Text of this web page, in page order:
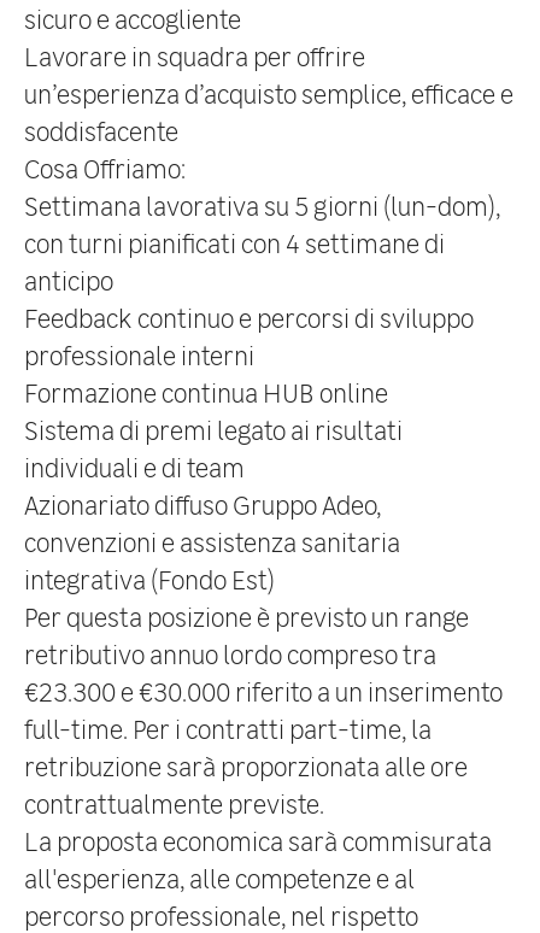
sicuro e accogliente
Lavorare in squadra per offrire
un’esperienza d’acquisto semplice, efficace e
soddisfacente
Cosa Offriamo:
Settimana lavorativa su 5 giorni (lun-dom),
con turni pianificati con 4 settimane di
anticipo
Feedback continuo e percorsi di sviluppo
professionale interni
Formazione continua HUB online
Sistema di premi legato ai risultati
individuali e di team
Azionariato diffuso Gruppo Adeo,
convenzioni e assistenza sanitaria
integrativa (Fondo Est)
Per questa posizione è previsto un range
retributivo annuo lordo compresotra
€23.300 e €30.000 riferito a un inserimento
full-time. Per i contratti part-time, la
retribuzione sarà proporzionata alle ore
contrattualmente previste.
La proposta economica sarà commisurata
all'esperienza, alle competenze e al
percorso professionale, nel rispetto